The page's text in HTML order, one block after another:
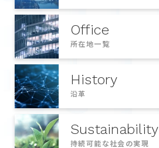
Office
所在地一覧
History
沿革
Sustainability
持続可能な社会の実現